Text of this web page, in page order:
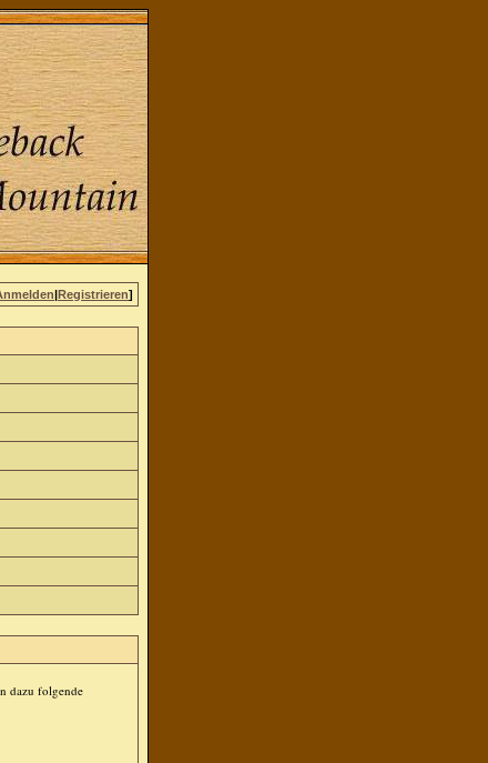
|Registrieren]
dazu folgende